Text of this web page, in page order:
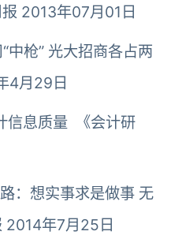
2013年07月01日
中枪” 光大招商各占两
4月29日
信息质量 《会计研
：想实事求是做事 无
2014年7月25日